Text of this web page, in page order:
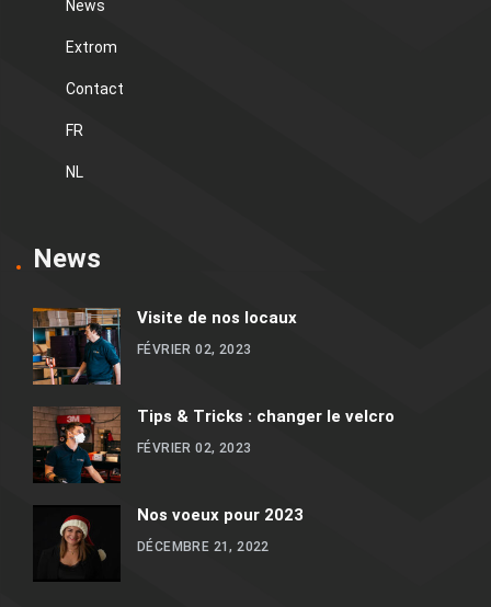
News
Extrom
Contact
FR
NL
News
Visite de nos locaux
FÉVRIER 02, 2023
Tips & Tricks : changer le velcro
FÉVRIER 02, 2023
Nos voeux pour 2023
DÉCEMBRE 21, 2022